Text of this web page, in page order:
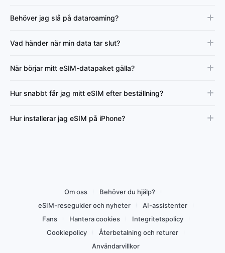
Behöver jag slå på dataroaming?
Vad händer när min data tar slut?
När börjar mitt eSIM-datapaket gälla?
Hur snabbt får jag mitt eSIM efter beställning?
Hur installerar jag eSIM på iPhone?
Om oss
Behöver du hjälp?
eSIM-reseguider och nyheter
AI-assistenter
Fans
Hantera cookies
Integritetspolicy
Cookiepolicy
Återbetalning och returer
Användarvillkor